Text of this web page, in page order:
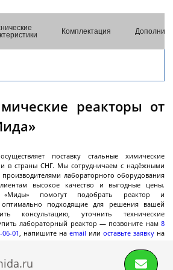
верхней разгрузкой и прямым
с нижней выгрузкой и ножевым
с нижней выгрузкой, ножевым
натяжным мешком
консольного типа
горизонтальные с ножевым
горизонтальные с ножевым
сифоном
во
исполнении
горизонтальные с пульсирующей
Далее
центрифуга для осаждения
Комплектация
реакторы от
поставку стальные химические
в страны СНГ. Мы сотрудничаем с надёжными
лабораторного оборудования
высокое качество и выгодные цены.
«Миды» помогут подобрать реактор и
подходящие для решения вашей
консультацию, уточнить технические
лабораторный реактор — позвоните нам 8
01, напишите на email или оставьте заявку на